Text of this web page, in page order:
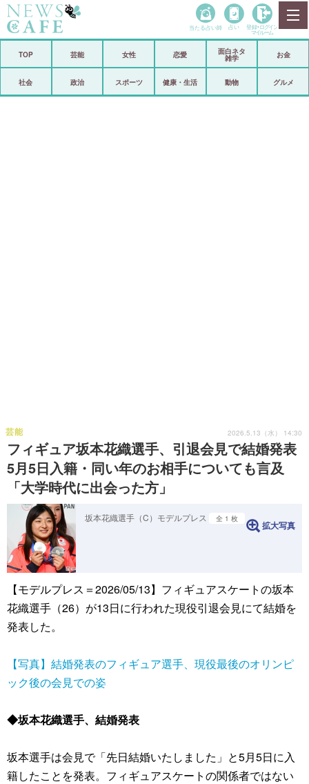
政治
当たる占い師 占い 登録• ログイン
マイルーム
TOP 芸能 女性 恋愛
面白ネタ
雑学
お金
社会 政治 スポーツ 健康・生活 動物 グルメ
フィギュア坂本花織選手、引退会見で結婚発表
5月5日入籍・同い年のお相手についても言及
「大学時代に出会った方」
芸能 2026.5.13（水） 14:30
坂本花織選手（C）モデルプレス 全 1 枚
拡大写真
【モデルプレス＝2026/05/13】フィギュアスケートの坂本
花織選手（26）が13日に行われた現役引退会見にて結婚を
発表した。
【写真】結婚発表のフィギュア選手、現役最後のオリンピ
ック後の会見での姿
◆坂本花織選手、結婚発表
坂本選手は会見で「先日結婚いたしました」と5月5日に入
籍したことを発表。フィギュアスケートの関係者ではない